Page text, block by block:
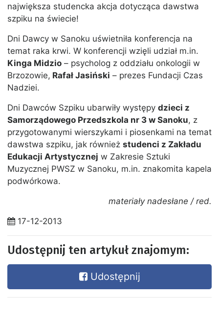
największa studencka akcja dotycząca dawstwa
szpiku na świecie!
Dni Dawcy w Sanoku uświetniła konferencja na
temat raka krwi. W konferencji wzięli udział m.in.
Kinga Midzio – psycholog z oddziału onkologii w
Brzozowie, Rafał Jasiński – prezes Fundacji Czas
Nadziei.
Dni Dawców Szpiku ubarwiły występy dzieci z
Samorządowego Przedszkola nr 3 w Sanoku, z
przygotowanymi wierszykami i piosenkami na temat
dawstwa szpiku, jak również studenci z Zakładu
Edukacji Artystycznej w Zakresie Sztuki
Muzycznej PWSZ w Sanoku, m.in. znakomita kapela
podwórkowa.
materiały nadesłane / red.
17-12-2013
Udostępnij ten artykuł znajomym:
Udostępnij